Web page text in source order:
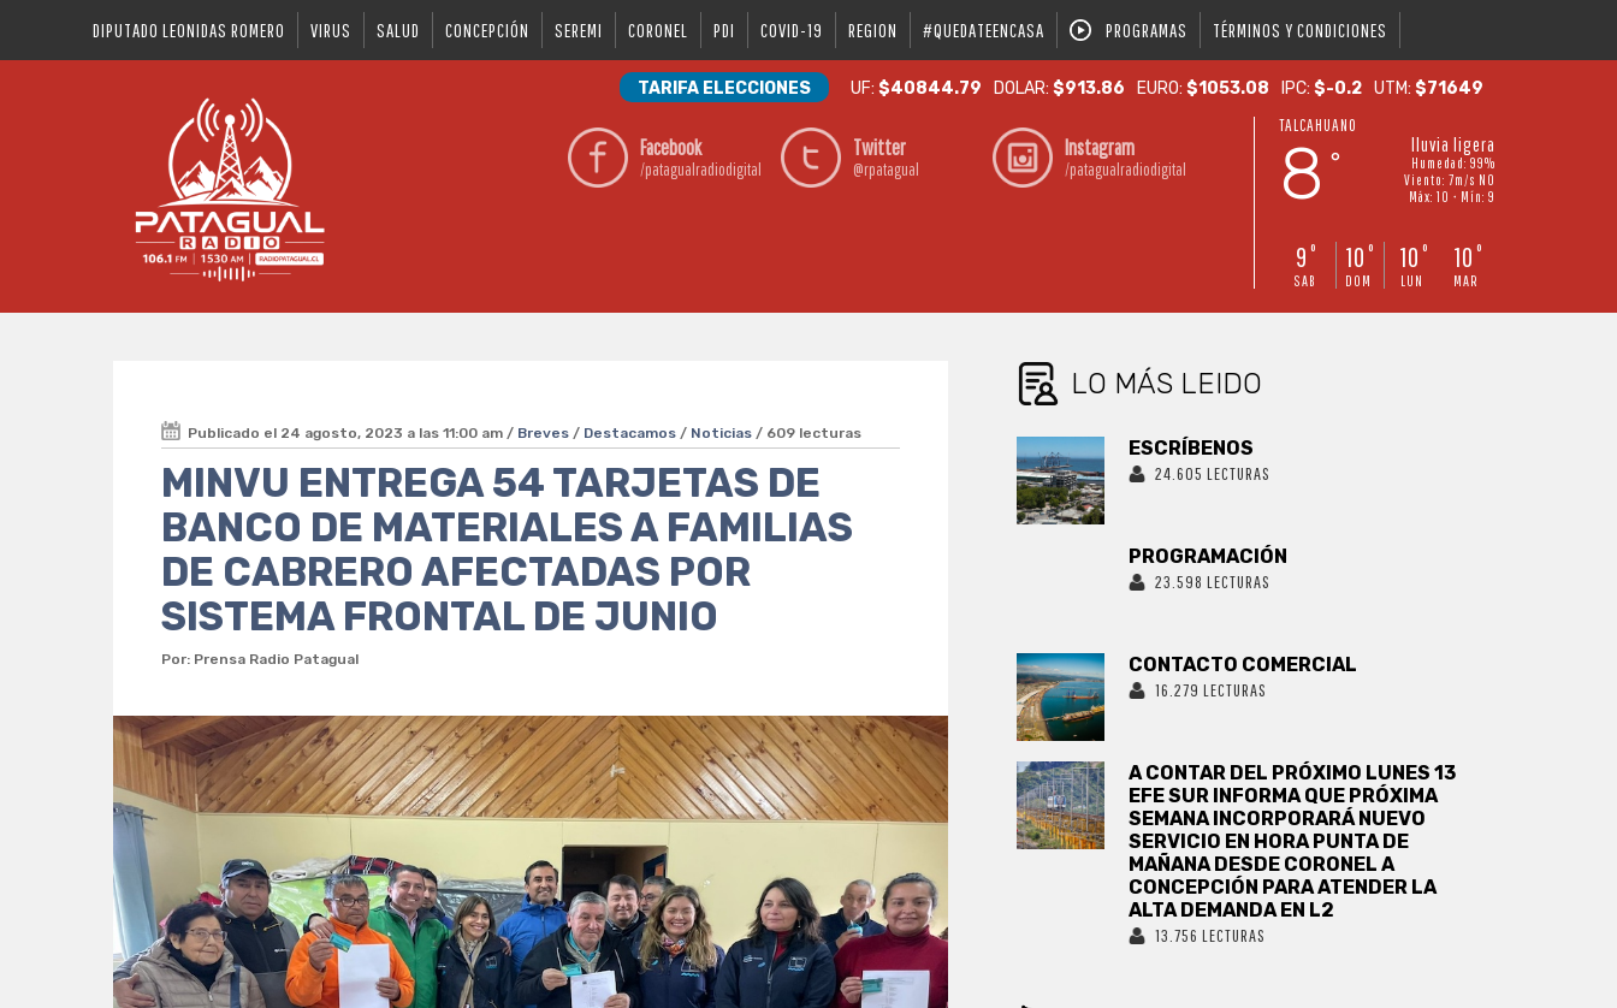
DIPUTADO LEONIDAS ROMERO VIRUS SALUD CONCEPCIÓN SEREMI CORONEL PDI COVID-19 REGION #QUEDATEENCASA PROGRAMAS TÉRMINOS Y CONDICIONES
TARIFA ELECCIONES UF:$40844.79 DOLAR:$913.86 EURO:$1053.08 IPC:$-0.2 UTM:$71649
Facebook
/patagualradiodigital
Twitter
@rpatagual
Instagram
/patagualradiodigital
TALCAHUANO
8 °
lluvia ligera
Humedad: 99%
Viento: 7m/s NO
Máx: 10 • Mín: 9
9 °
SAB
10 °
DOM
10 °
LUN
10 °
MAR
Publicado el 24 agosto, 2023 a las 11:00 am / Breves / Destacamos / Noticias / 609 lecturas
MINVU ENTREGA 54 TARJETAS DE
BANCO DE MATERIALES A FAMILIAS
DE CABRERO AFECTADAS POR
SISTEMA FRONTAL DE JUNIO
Por: Prensa Radio Patagual
LO MÁS LEIDO
ESCRÍBENOS
24.605 LECTURAS
PROGRAMACIÓN
23.598 LECTURAS
CONTACTO COMERCIAL
16.279 LECTURAS
A CONTAR DEL PRÓXIMO LUNES 13
EFE SUR INFORMA QUE PRÓXIMA
SEMANA INCORPORARÁ NUEVO
SERVICIO EN HORA PUNTA DE
MAÑANA DESDE CORONEL A
CONCEPCIÓN PARA ATENDER LA
ALTA DEMANDA EN L2
13.756 LECTURAS